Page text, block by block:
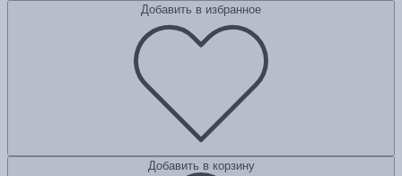
Добавить в избранное
Добавить в корзину